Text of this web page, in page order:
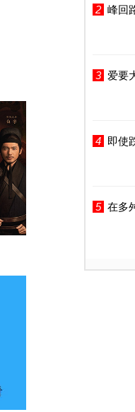
2 峰回
3
爱要
4
即使
5 在多